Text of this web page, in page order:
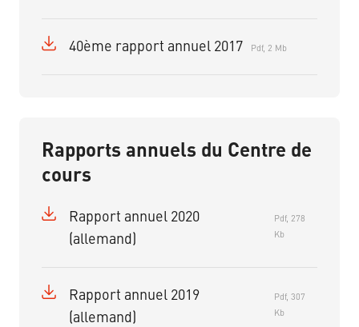
40ème rapport annuel 2017 Pdf, 2 Mb
Rapports annuels du Centre de
cours
Rapport annuel 2020
(allemand)
Pdf, 278
Kb
Rapport annuel 2019
(allemand)
Pdf, 307
Kb